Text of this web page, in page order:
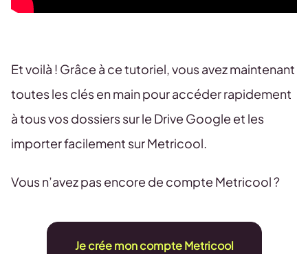
Et voilà ! Grâce à ce tutoriel, vous avez maintenant
toutes les clés en main pour accéder rapidement
à tous vos dossiers sur le Drive Google et les
importer facilement sur Metricool.
Vous n’avez pas encore de compte Metricool ?
Je crée mon compte Metricool